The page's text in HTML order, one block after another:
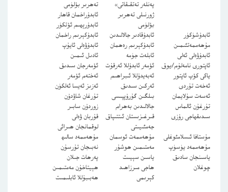
پەنلەر تەتقىقاتى»
ژورنىلى تەھرىر
بۆلۈمى
تەھرىر بۆلۈمى
ئابدۇراخمان قاھار
ئابدۇرېھىم ئۆتكۈر
ئابدۇشۈكۈر
مۇھەممەتئىمىن
ئابدۇقادىر جالالىدىن
ئابدۇكېرىم راخمان
ئابدۇكېرىم رەھمان
ئابدۇۋەلى ئايۇپ
ئابدۇۋەلى ئەلى
ئابلەت جۈمە
ئادىل ئىمىن
ئاپتورى نامەلۇم/يوق
ياكى كۆپ ئاپتور
ئۆمەر ئابدۇللا ئەرقۇت
ئۆمەرجان سىدىق
ئەبەيدۇللا ئىبراھىم
ئەختەم ئۆمەر
ئەخەت تۇردى
ئەركىن سىدىق
ئەزىز ئەيسا ئەلكۈن
ئەسەت سۇلايمان
بىلگىن گۇرۇپپىسى
تۇرغان شاۋدۇن
تۇرغۇن ئالماس
جالالىدىن بەھرام
زوردۇن سابىر
سىدىقھاجى رۇزى
قىرغىزىستان ئىتتىپاق
جەمئىيىتى
قۇربان ۋەلى
لوقمانجان ھىرائى
مۇستافا ئىسلامئوغلى
مۇھەممەت ئوسمان
مۇھەممەد سالىھ
مۇھەممەد يۈسۈپ
مەمتىمىن ھوشۇر
نەبىجان تۇرسۇن
ياسىنجان سادىق
چوغلان
ياسىن سېيىت
پەرھات جىلان
ھاجى مىرزاھىد
كېرىمى
ھېيتاخۇن مەمتىمىن
ھەبىبۇللا ئابلىمىت